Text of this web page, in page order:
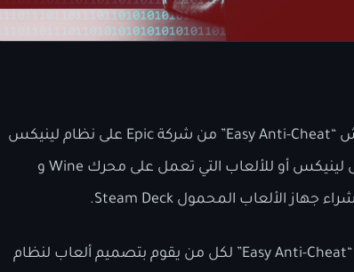
اليوم تم وبشكل رسمي الإعلان عن توفر محرك مضاد الغش “Easy Anti-Cheat” من شركة Epic على نظام لينيكس
يشمل الألعاب التي تم تصميمها لتعمل بشكل مباشر على لينيكس أو للألعاب التي تعمل على محرك Wine و
في حال لم تكن تعلم، قامت شركة Epic بفتح مضاد الغش “Easy Anti-Cheat” لكل من يقوم بتصميم ألعاب لنظام